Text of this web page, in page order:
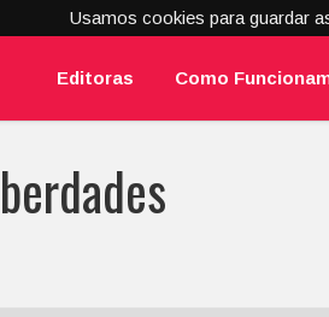
Usamos cookies para guardar
Editoras Como